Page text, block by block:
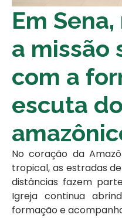
Em
a missão
com a
escuta
No coração da
tropical, as estradas
distâncias fazem
Igreja continua
formação e